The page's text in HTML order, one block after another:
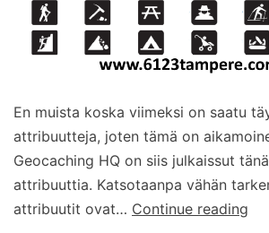
En muista koska viimeksi on saatu
attribuutteja, joten tämä on
Geocaching HQ on siis julkaissut
attribuuttia. Katsotaanpa vähän
attribuutit ovat… Continue reading